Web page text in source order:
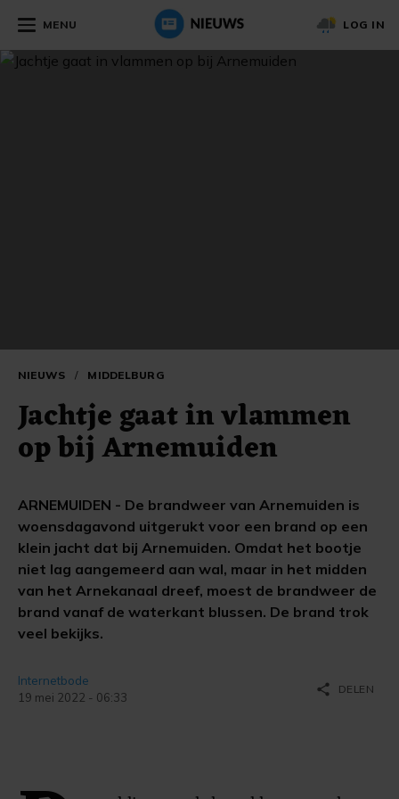
MENU LOG IN
NIEUWS / MIDDELBURG
Jachtje gaat in vlammen
op bij Arnemuiden
ARNEMUIDEN - De brandweer van Arnemuiden is
woensdagavond uitgerukt voor een brand op een
klein jacht dat bij Arnemuiden. Omdat het bootje
niet lag aangemeerd aan wal, maar in het midden
van het Arnekanaal dreef, moest de brandweer de
brand vanaf de waterkant blussen. De brand trok
veel bekijks.
Internetbode
19 mei 2022 - 06:33
share DELEN